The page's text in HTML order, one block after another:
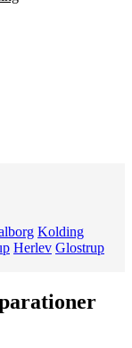
Kolding
Herlev Glostrup